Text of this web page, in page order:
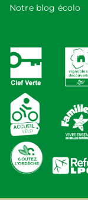
Notre blog écolo